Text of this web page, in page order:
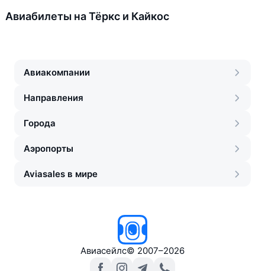
Авиабилеты на Тёркс и Кайкос
Авиакомпании
Направления
Города
Аэропорты
Aviasales в мире
Авиасейлс© 2007–2026